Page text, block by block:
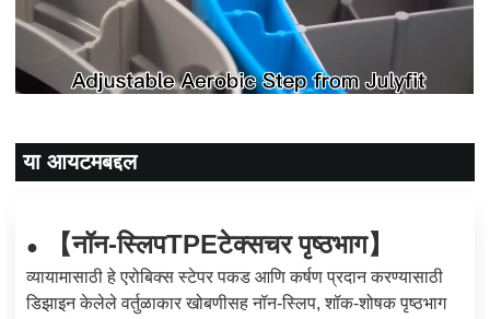
या आयटमबद्दल
● 【नॉन-स्लिपTPEटेक्सचर पृष्ठभाग】
व्यायामासाठी हे एरोबिक्स स्टेपर पकड आणि कर्षण प्रदान करण्यासाठी
डिझाइन केलेले वर्तुळाकार खोबणीसह नॉन-स्लिप, शॉक-शोषक पृष्ठभाग